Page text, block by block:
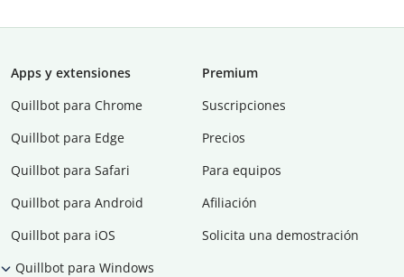
Apps y extensiones
Quillbot para Chrome
Quillbot para Edge
Quillbot para Safari
Quillbot para Android
Quillbot para iOS
Quillbot para Windows
Premium
Suscripciones
Precios
Para equipos
Afiliación
Solicita una demostración